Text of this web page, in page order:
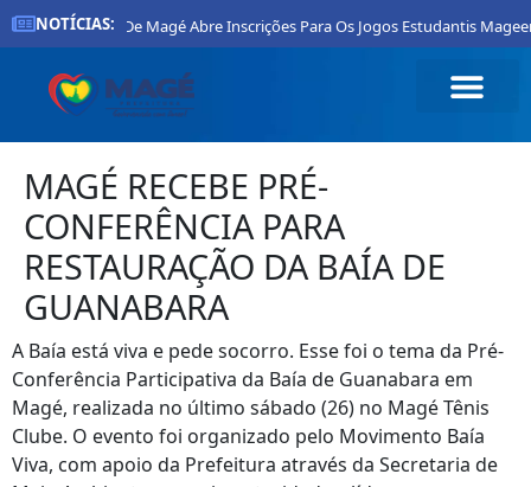
NOTÍCIAS:
Prefeitura De Magé Abre Inscrições Para Os Jogos Estudantis
MAGÉ RECEBE PRÉ-
CONFERÊNCIA PARA
RESTAURAÇÃO DA BAÍA DE
GUANABARA
A Baía está viva e pede socorro. Esse foi o tema da Pré-
Conferência Participativa da Baía de Guanabara em
Magé, realizada no último sábado (26) no Magé Tênis
Clube. O evento foi organizado pelo Movimento Baía
Viva, com apoio da Prefeitura através da Secretaria de